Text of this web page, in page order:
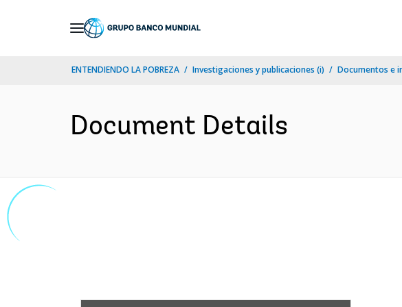
ENTENDIENDO LA POBREZA Investigaciones y publicaciones (i) Documentos e
Document Details